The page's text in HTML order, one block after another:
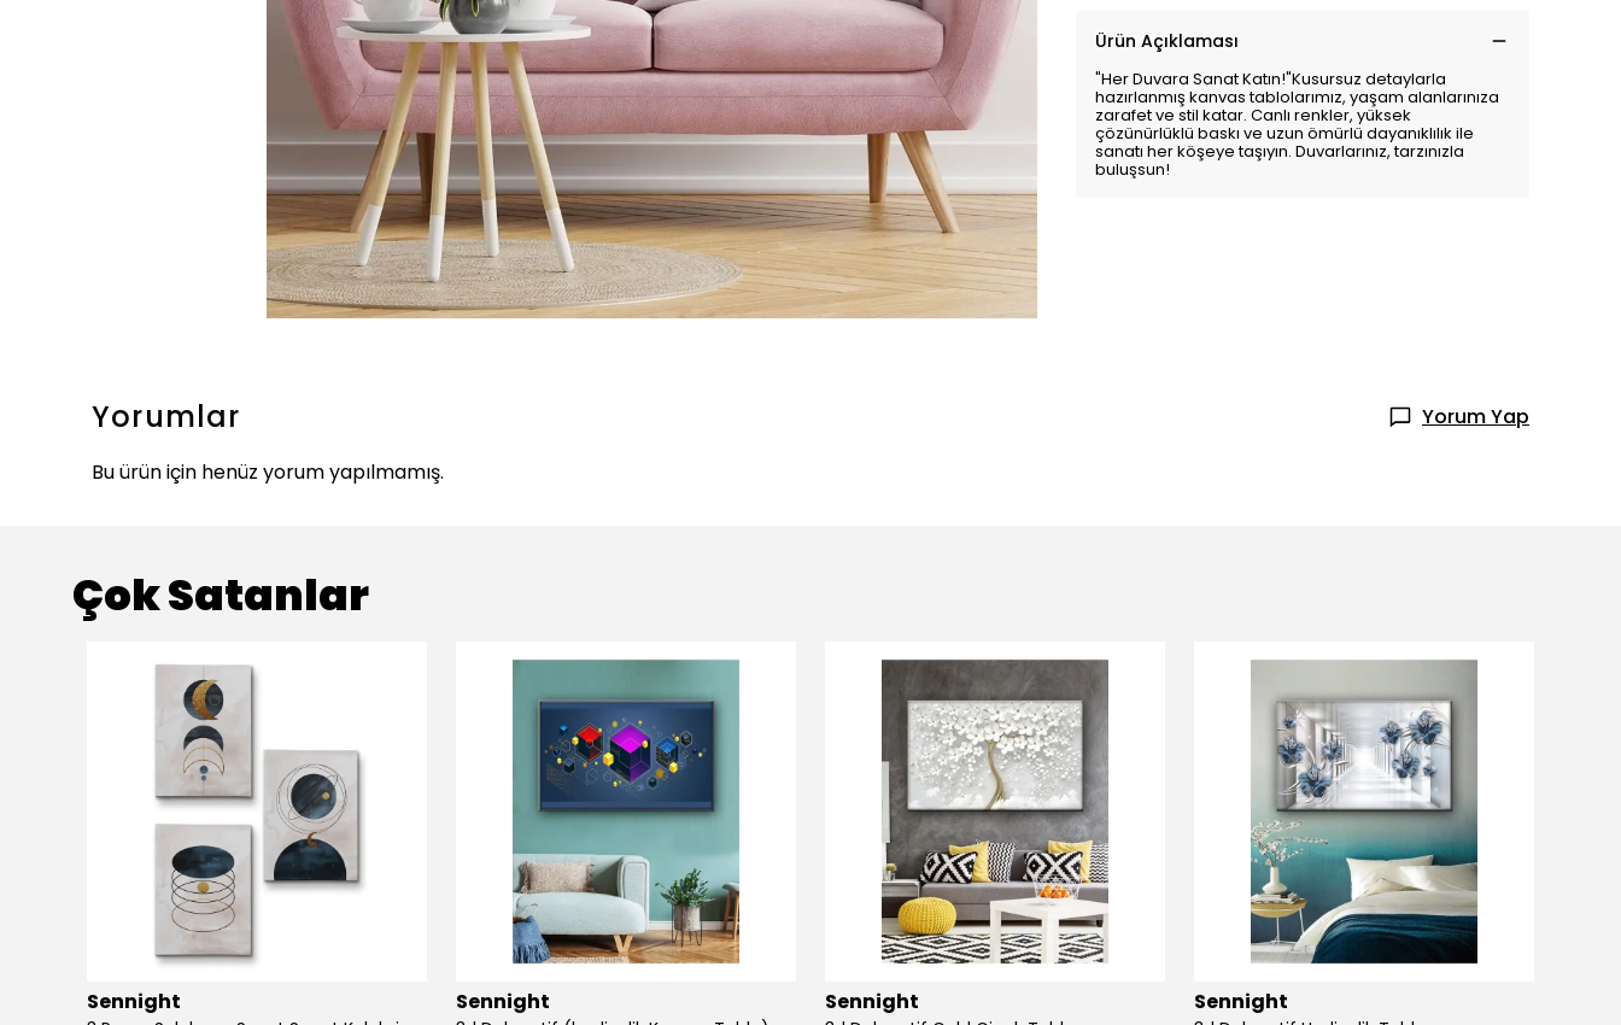
Ürün Açıklaması
"Her Duvara Sanat Katın!"Kusursuz detaylarla
hazırlanmış kanvas tablolarımız, yaşam alanlarınıza
zarafet ve stil katar. Canlı renkler, yüksek
çözünürlüklü baskı ve uzun ömürlü dayanıklılık ile
sanatı her köşeye taşıyın. Duvarlarınız, tarzınızla
buluşsun!
Yorumlar
Yorum Yap
Bu ürün için henüz yorum yapılmamış.
Çok Satanlar
Sennight Sennight Sennight Sennight